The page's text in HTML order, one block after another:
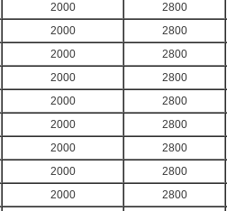
2000 2800
2000 2800
2000 2800
2000 2800
2000 2800
2000 2800
2000 2800
2000 2800
2000 2800